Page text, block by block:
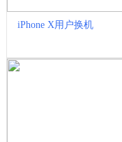
iPhone X用户换机